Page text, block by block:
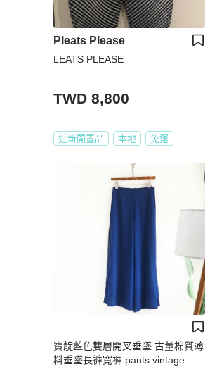
Pleats Please
LEATS PLEASE
TWD 8,800
近新閒置品 本地 免運
寶靛藍色雙層開叉垂墜 古董棉質薄
料垂墜長褲寬褲 pants vintage